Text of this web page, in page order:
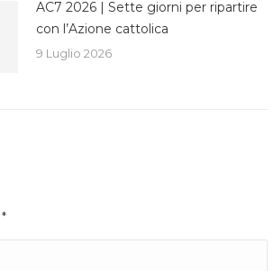
AC7 2026 | Sette giorni per ripartire
con l’Azione cattolica
9 Luglio 2026
*